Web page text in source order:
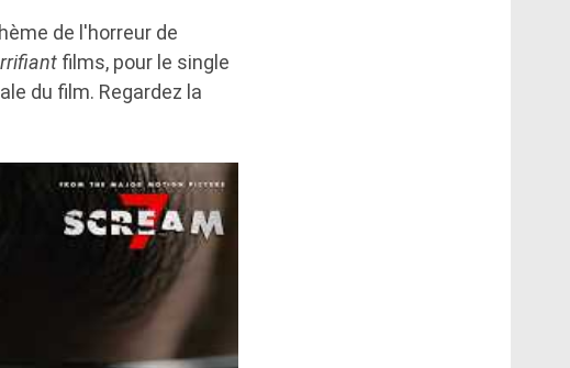
de l'horreur de
films, pour le single
du film. Regardez la